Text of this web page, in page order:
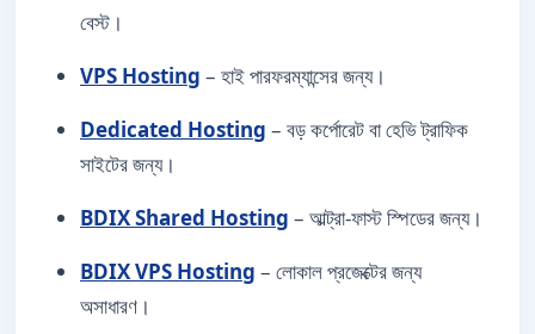
বেস্ট।
VPS Hosting – হাই পারফরম্যান্সের জন্য।
Dedicated Hosting – বড় কর্পোরেট বা হেভি ট্রাফিক
সাইটের জন্য।
BDIX Shared Hosting – আল্ট্রা-ফাস্ট স্পিডের জন্য।
BDIX VPS Hosting – লোকাল প্রজেক্টের জন্য
অসাধারণ।